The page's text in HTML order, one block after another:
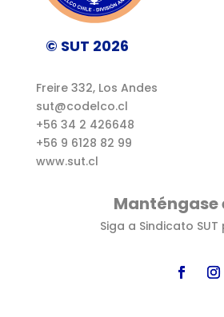
© SUT 2026
Freire 332, Los Andes
sut@codelco.cl
+56 34 2 426648
+56 9 6128 82 99
www.sut.cl
Siga a Sindicato